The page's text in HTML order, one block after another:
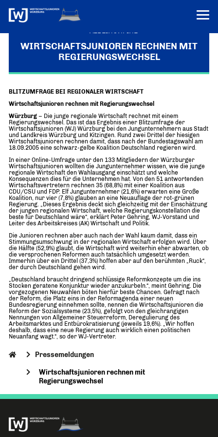
VEREINONLINE
AKTUELLES
ÜBER UNS
Über uns
WER WIR SIND & DER VORSITZ
Über uns
Forum „Junge Wirtschaft“ – Mitgliedermagazin
Mitglieder
UNSER NETZWERK
Mitglieder
Senatoren
TERMINE
PRESSEMELDUNGEN
PROJEKTE
Ziele
Imagefilm
Merchandising-Klamotten
WIRTSCHAFTSJUNIOREN RECHNEN MIT
REGIERUNGSWECHSEL
BLITZUMFRAGE BEI REGIONALER WIRTSCHAFT
Wirtschaftsjunioren rechnen mit Regierungswechsel
Würzburg – Die junge regionale Wirtschaft rechnet mit einem
Regierungswechsel. Das ist das Ergebnis einer Blitzumfrage der
Wirtschaftsjunioren (WJ) Würzburg bei den Jungunternehmern aus Stadt
und Landkreis Würzburg und Kitzingen. Rund zwei Drittel der hiesigen
Wirtschaftsjunioren rechnen damit, dass nach der Bundestagswahl am
18.09.2005 eine schwarz-gelbe Koalition Deutschland regieren wird.
In einer Online-Umfrage unter den 133 Mitgliedern der Würzburger
Wirtschaftsjunioren wollten die Jungunternehmer wissen, wie die junge
regionale Wirtschaft den Wahlausgang einschätzt und welche
Konsequenzen dies für die Unternehmen hat. Von den 51 antwortenden
Wirtschaftsvertretern rechnen 35 (68,8%) mit einer Koalition aus
CDU/CSU und FDP. Elf Jungunternehmer (21,6%) erwarten eine Große
Koalition, nur vier (7,8%) glauben an eine Neuauflage der rot-grünen
Regierung. „Dieses Ergebnis deckt sich gleichzeitig mit der Einschätzung
der jungen regionalen Wirtschaft, welche Regierungskonstellation die
beste für Deutschland wäre“, erklärt Peter Gehring, WJ-Vorstand und
Leiter des Arbeitskreises (AK) Wirtschaft und Politik.
Die Junioren rechnen aber auch nach der Wahl kaum damit, dass ein
Stimmungsumschwung in der regionalen Wirtschaft erfolgen wird. Über
die Hälfte (52,9%) glaubt, die Wirtschaft wird weiterhin eher abwarten, ob
die versprochenen Reformen auch tatsächlich umgesetzt werden.
Immerhin über ein Drittel (37,3%) hoffen aber auf den berühmten „Ruck“,
der durch Deutschland gehen wird.
„Deutschland braucht dringend schlüssige Reformkonzepte um die ins
Stocken geratene Konjunktur wieder anzukurbeln.“, meint Gehring. Die
vorgezogenen Neuwahlen böten hierfür beste Chancen. Gefragt nach
der Reform, die Platz eins in der Reformagenda einer neuen
Bundesregierung einnehmen sollte, nennen die Wirtschaftsjunioren die
Reform der Sozialsysteme (23,5%), gefolgt von den gleichrangigen
Nennungen von Allgemeiner Steuerreform, Deregulierung des
Arbeitsmarktes und Entbürokratisierung (jeweils 19,6%). „Wir hoffen
deshalb, dass eine neue Regierung auch wirklich einen politischen
Neuanfang wagt.“, so der WJ-Vertreter.
Pressemeldungen
Wirtschaftsjunioren rechnen mit
Regierungswechsel